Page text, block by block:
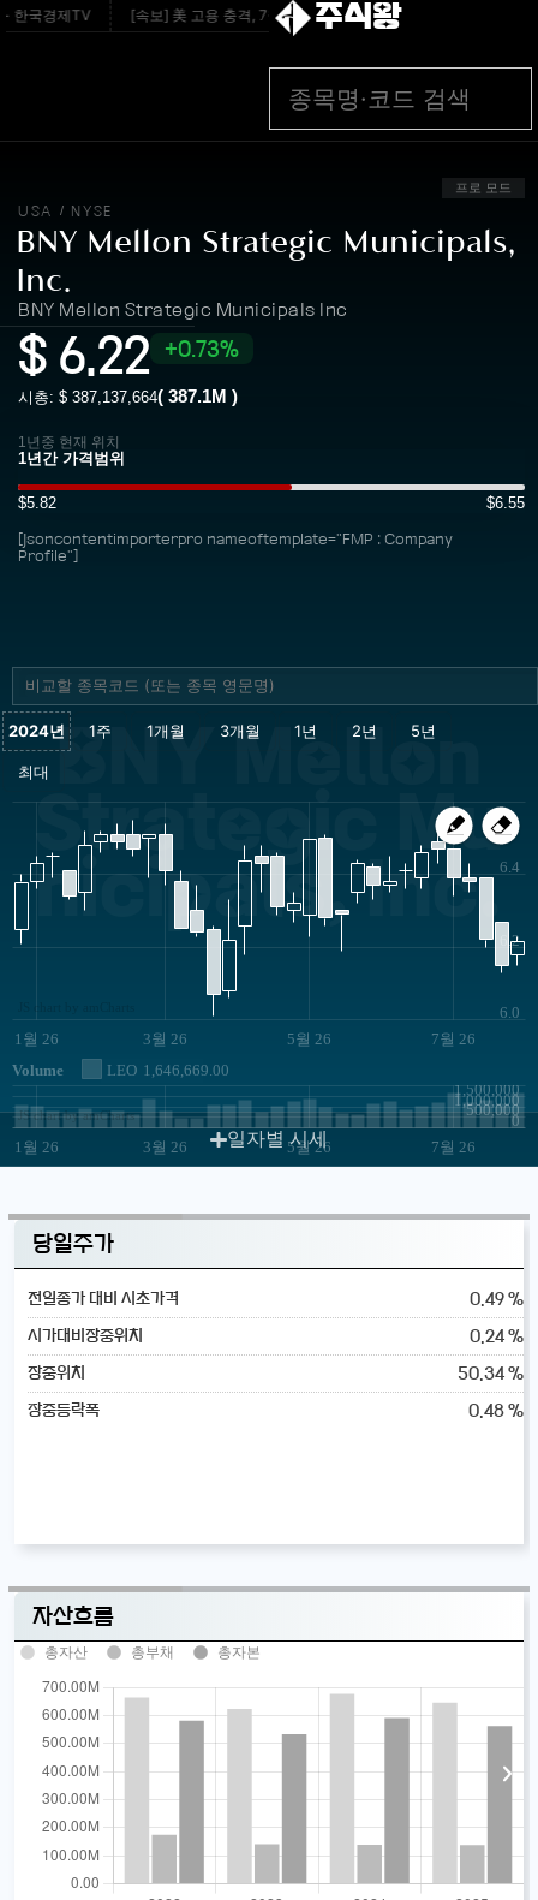
국경제TV [속보] 美 고용 충격, 7월 일자리 2만3000개 감소… ‘9월 금리 인상
주식왕
프로 모드
USA / NYSE
BNY Mellon Strategic Municipals,
Inc.
BNY Mellon Strategic Municipals Inc
$ 6.22 0.73%
시총: $ 387,137,664( 387.1M )
1년중 현재 위치
$5.82 $6.55
[jsoncontentimporterpro nameoftemplate="FMP : Company
Profile"]
BNY Mellon
Strategic Mu
nicipals, Inc.
1월 26 3월 26 5월 26 7월 26
6.0
6.2
6.4
Volume LEO 1,646,669.00
1월 26 3월 26 5월 26 7월 26
0
500,000
1,000,000
1,500,000
JS chart by amCharts
일자별 시세
당일주가
전일종가 대비 시초가격 0.49 %
시가대비장중위치 0.24 %
장중위치 50.34 %
장중등락폭 0.48 %
자산흐름
총자산 총부채 총자본